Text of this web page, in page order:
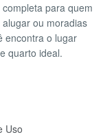
para quem
ou moradias
encontra o lugar
quarto ideal.
Uso